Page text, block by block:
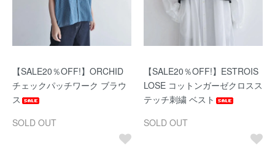
【SALE20％OFF!】ORCHID
チェックパッチワーク ブラウ
ス
SOLD OUT
【SALE20％OFF!】ESTROIS
LOSE コットンガーゼクロスス
テッチ刺繍 ベスト
SOLD OUT